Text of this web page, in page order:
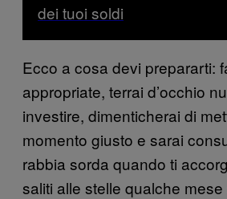
dei tuoi soldi
Ecco a cosa devi prepararti:
appropriate, terrai d’occhio
investire, dimenticherai di
momento giusto e sarai
rabbia sorda quando ti
saliti alle stelle qualche